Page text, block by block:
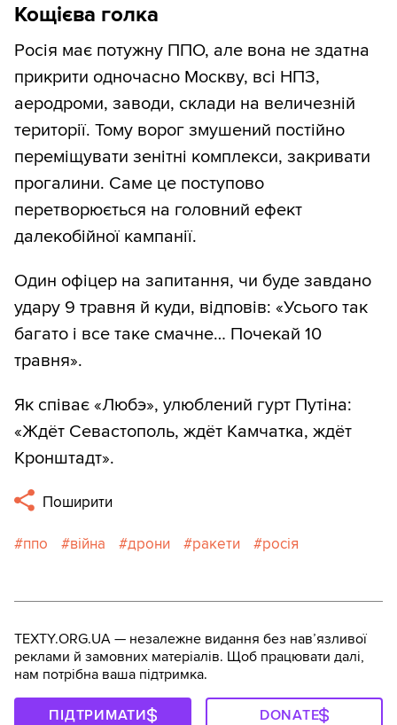
Кощієва голка
Росія має потужну ППО, але вона не здатна
прикрити одночасно Москву, всі НПЗ,
аеродроми, заводи, склади на величезній
території. Тому ворог змушений постійно
переміщувати зенітні комплекси, закривати
прогалини. Саме це поступово
перетворюється на головний ефект
далекобійної кампанії.
Один офіцер на запитання, чи буде завдано
удару 9 травня й куди, відповів: «Усього так
багато і все таке смачне… Почекай 10
травня».
Як співає «Любэ», улюблений гурт Путіна:
«Ждёт Севастополь, ждёт Камчатка, ждёт
Кронштадт».
Поширити
ппо війна дрони ракети росія
TEXTY.ORG.UA — незалежне видання без навʼязливої
реклами й замовних матеріалів. Щоб працювати далі,
нам потрібна ваша підтримка.
ПІДТРИМАТИ DONATE